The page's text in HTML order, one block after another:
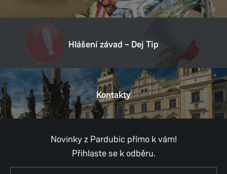
Hlášení závad – Dej Tip
Kontakty
Novinky z Pardubic přímo k vám!
Přihlaste se k odběru.